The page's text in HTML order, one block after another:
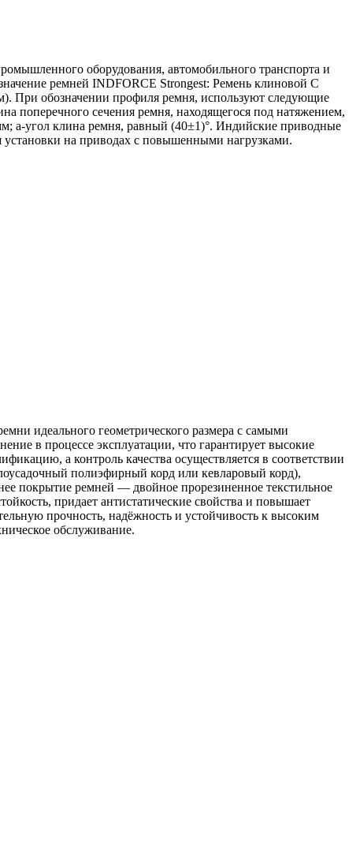
оборудования, автомобильного транспорта и
ремней INDFORCE Strongest: Ремень клиновой С
При обозначении профиля ремня, используют следующие
сечения ремня, находящегося под натяжением,
угол клина ремня, равный (40±1)°. Индийские приводные
на приводах с повышенными нагрузками.
идеального геометрического размера с самыми
в процессе эксплуатации, что гарантирует высокие
а контроль качества осуществляется в соответствии
полиэфирный корд или кевларовый корд),
покрытие ремней — двойное прорезиненное текстильное
придает антистатические свойства и повышает
прочность, надёжность и устойчивость к высоким
обслуживание.